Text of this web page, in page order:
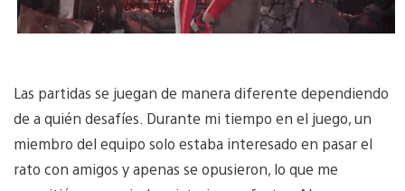
Las partidas se juegan de manera diferente dependiendo
de a quién desafíes. Durante mi tiempo en el juego, un
miembro del equipo solo estaba interesado en pasar el
rato con amigos y apenas se opusieron, lo que me